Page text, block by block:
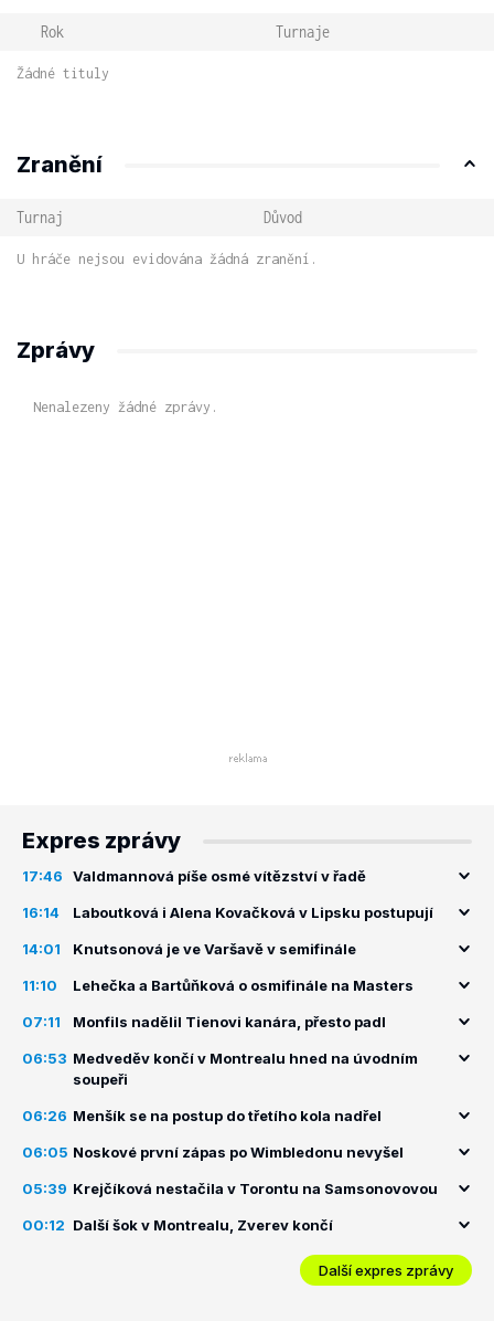
Rok Turnaje
Žádné tituly
Zranění
Turnaj Důvod
U hráče nejsou evidována žádná zranění.
Zprávy
Nenalezeny žádné zprávy.
Expres zprávy
17:46 Valdmannová píše osmé vítězství v řadě
16:14 Laboutková i Alena Kovačková v Lipsku postupují
14:01 Knutsonová je ve Varšavě v semifinále
11:10 Lehečka a Bartůňková o osmifinále na Masters
07:11 Monfils nadělil Tienovi kanára, přesto padl
06:53 Medveděv končí v Montrealu hned na úvodním
soupeři
06:26 Menšík se na postup do třetího kola nadřel
06:05 Noskové první zápas po Wimbledonu nevyšel
05:39 Krejčíková nestačila v Torontu na Samsonovovou
00:12 Další šok v Montrealu, Zverev končí
Další expres zprávy